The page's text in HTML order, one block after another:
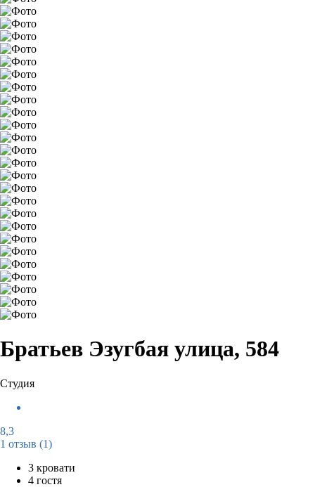
Братьев Эзугбая улица, 584
Студия
8,3
1 отзыв (1)
3 кровати
4 гостя